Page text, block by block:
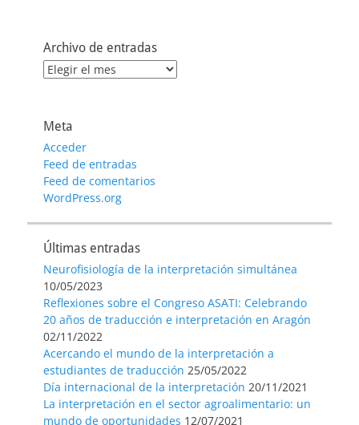
Archivo de entradas
Archivo
Meta
Acceder
Feed de entradas
Feed de comentarios
WordPress.org
Últimas entradas
Neurofisiología de la interpretación simultánea
10/05/2023
Reflexiones sobre el Congreso ASATI: Celebrando
20 años de traducción e interpretación en Aragón
02/11/2022
Acercando el mundo de la interpretación a
estudiantes de traducción 25/05/2022
Día internacional de la interpretación 20/11/2021
La interpretación en el sector agroalimentario: un
mundo de oportunidades 12/07/2021